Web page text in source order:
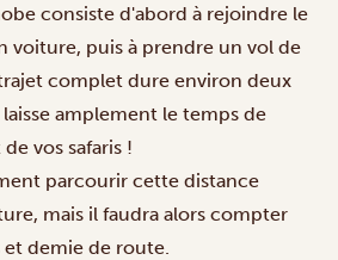
consiste d'abord à rejoindre le
voiture, puis à prendre un vol de
trajet complet dure environ deux
amplement le temps de
vos safaris !
parcourir cette distance
mais il faudra alors compter
et demie de route.